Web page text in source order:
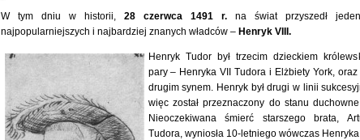
W tym dniu w historii, 28 czerwca 1491 r. na świat przyszedł
najpopularniejszych i najbardziej znanych władców – Henryk VIII.
Henryk Tudor był trzecim dzieckiem
pary – Henryka VII Tudora i Elżbiety York, oraz
drugim synem. Henryk był drugi w linii
więc został przeznaczony do stanu
Nieoczekiwana śmierć starszego brata,
Tudora, wyniosła 10-letniego wówczas